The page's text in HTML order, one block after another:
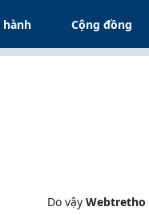
hành Cộng đồng
Do vậy Webtretho